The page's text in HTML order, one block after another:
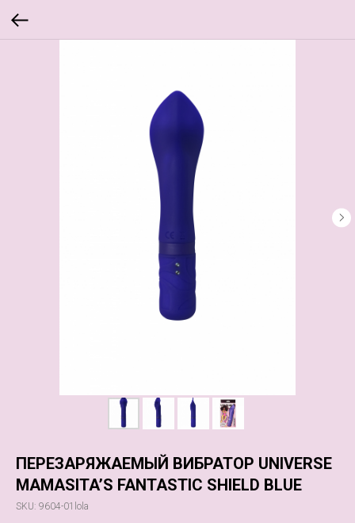
ПЕРЕЗАРЯЖАЕМЫЙ ВИБРАТОР UNIVERSE
MAMASITA’S FANTASTIC SHIELD BLUE
SKU: 9604-01lola